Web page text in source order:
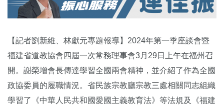
【記者劉新維、林獻元專題報導】2024年第一季座談會暨
福建省道教協會四屆一次常務理事會3月29日上午在福州召
開。謝榮增會長傳達學習全國兩會精神，並介紹了作為全國
政協委員的履職情況。省民族宗教廳宗教三處相關同志組織
學習了《中華人民共和國愛國主義教育法》等法規及《福建